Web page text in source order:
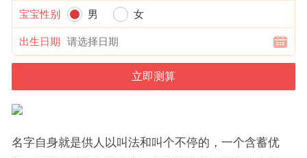
宝宝性别 男 女
出生日期
名字自身就是供人以叫法和叫个不停的，一个含蓄优